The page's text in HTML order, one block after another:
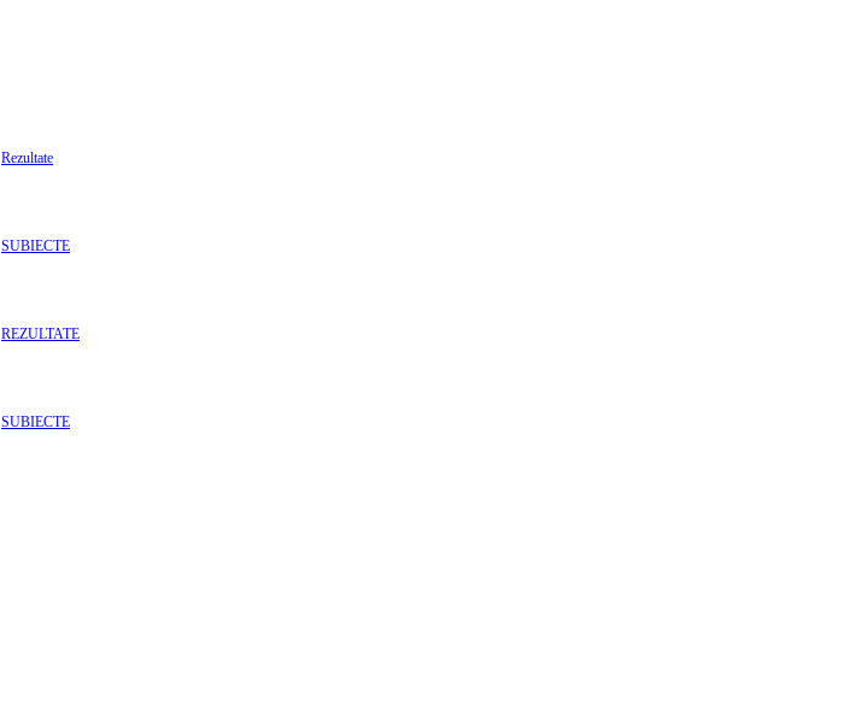
Rezultate
SUBIECTE
REZULTATE
SUBIECTE